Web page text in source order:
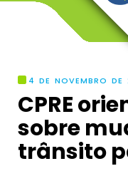
4 DE NOVEMBRO DE
CPRE
sobre
trânsito